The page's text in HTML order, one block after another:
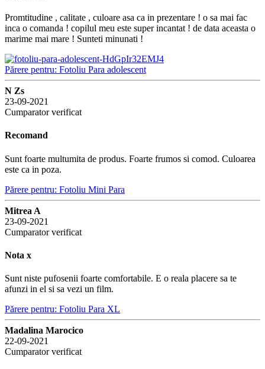
Promtitudine , calitate , culoare asa ca in prezentare ! o sa mai fac
inca o comanda ! copilul meu este super incantat ! de data aceasta o
marime mai mare ! Sunteti minunati !
Părere pentru: Fotoliu Para adolescent
N Zs
23-09-2021
Cumparator verificat
Recomand
Sunt foarte multumita de produs. Foarte frumos si comod. Culoarea
este ca in poza.
Părere pentru: Fotoliu Mini Para
Mitrea A
23-09-2021
Cumparator verificat
Nota x
Sunt niste pufosenii foarte comfortabile. E o reala placere sa te
afunzi in el si sa vezi un film.
Părere pentru: Fotoliu Para XL
Madalina Marocico
22-09-2021
Cumparator verificat